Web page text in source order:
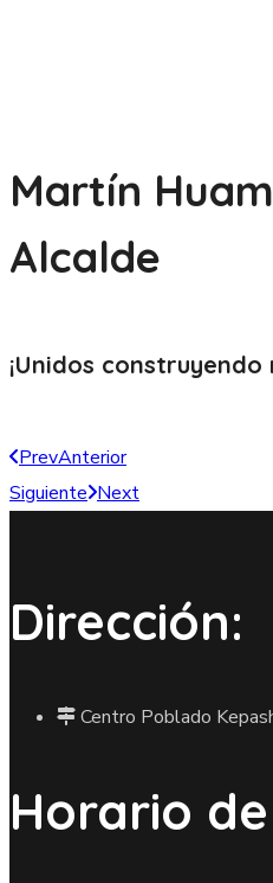
Martín
Alcalde
¡Unidos construyendo
PrevAnterior
Siguiente Next
Dirección:
Centro Poblado
Horario